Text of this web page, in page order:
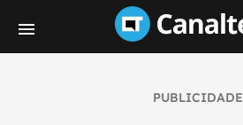
PUBLICIDADE